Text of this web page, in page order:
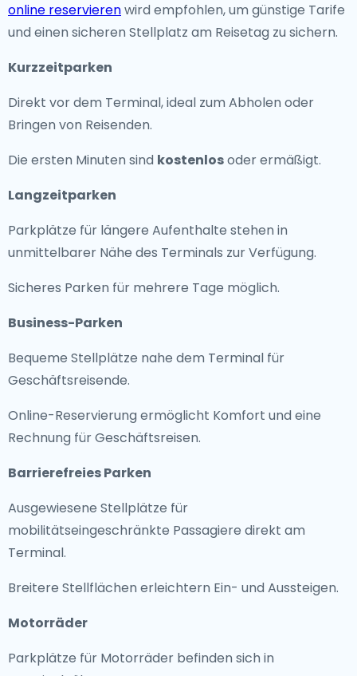
online reservierenwird empfohlen, um günstige Tarife
und einen sicheren Stellplatz am Reisetag zu sichern.
Kurzzeitparken
Direkt vor dem Terminal, ideal zum Abholen oder
Bringen von Reisenden.
Die ersten Minuten sind kostenlosoder ermäßigt.
Langzeitparken
Parkplätze für längere Aufenthalte stehen in
unmittelbarer Nähe des Terminals zur Verfügung.
Sicheres Parken für mehrere Tage möglich.
Business-Parken
Bequeme Stellplätze nahe dem Terminal für
Geschäftsreisende.
Online-Reservierung ermöglicht Komfort und eine
Rechnung für Geschäftsreisen.
Barrierefreies Parken
Ausgewiesene Stellplätze für
mobilitätseingeschränkte Passagiere direkt am
Terminal.
Breitere Stellflächen erleichtern Ein- und Aussteigen.
Motorräder
Parkplätze für Motorräder befinden sich in